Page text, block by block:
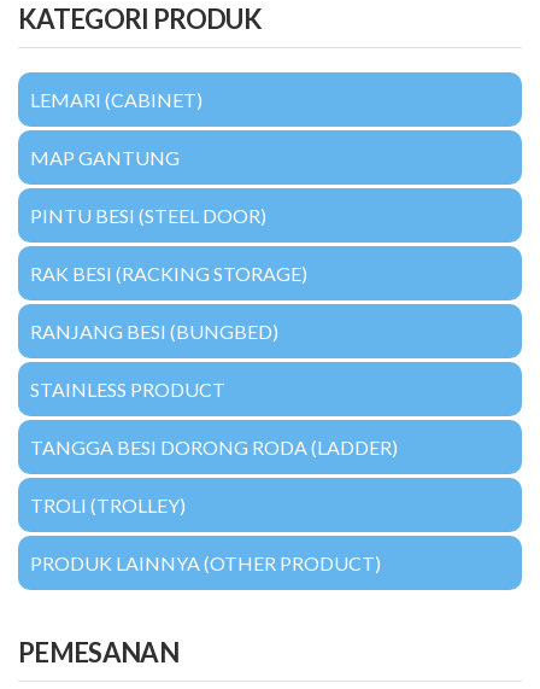
KATEGORI PRODUK
LEMARI (CABINET)
MAP GANTUNG
PINTU BESI (STEEL DOOR)
RAK BESI (RACKING STORAGE)
RANJANG BESI (BUNGBED)
STAINLESS PRODUCT
TANGGA BESI DORONG RODA (LADDER)
TROLI (TROLLEY)
PRODUK LAINNYA (OTHER PRODUCT)
PEMESANAN